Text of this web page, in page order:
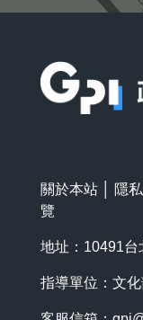
關於本站 隱
覽
地址：10491台
指導單位：文化